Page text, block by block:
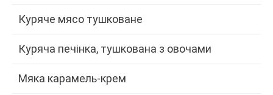
Куряче мясо тушковане
Куряча печінка, тушкована з овочами
Мяка карамель-крем